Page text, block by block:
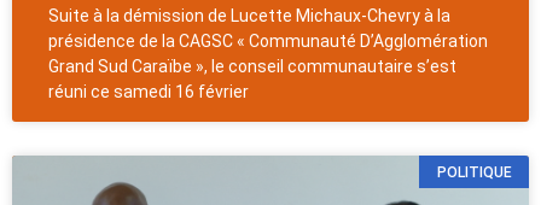
Suite à la démission de Lucette Michaux-Chevry à la
présidence de la CAGSC « Communauté D’Agglomération
Grand Sud Caraïbe », le conseil communautaire s’est
réuni ce samedi 16 février
POLITIQUE